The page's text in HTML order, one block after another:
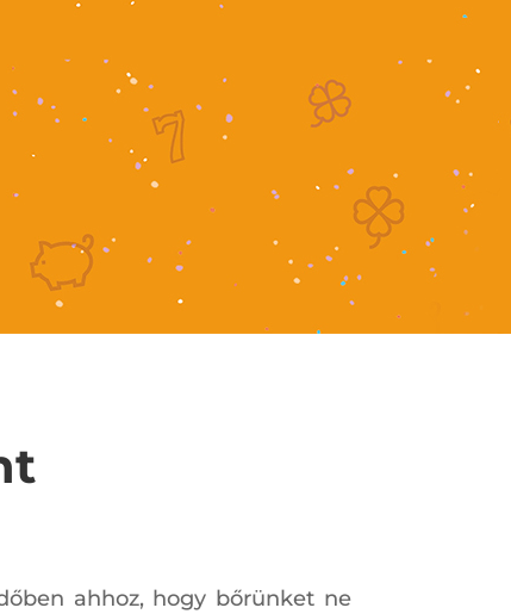
ahhoz, hogy bőrünket ne